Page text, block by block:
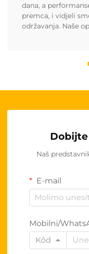
dana, a
premca, i vidjeli
održavanja. Naše
Naš
E-mail
Mobilni/
Kôd